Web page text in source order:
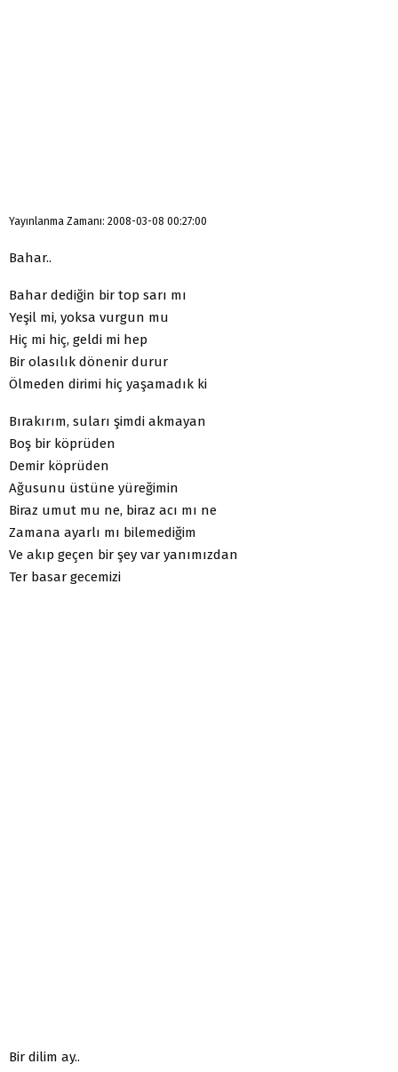
Yayınlanma Zamanı: 2008-03-08 00:27:00
Bahar..
Bahar dediğin bir top sarı mı
Yeşil mi, yoksa vurgun mu
Hiç mi hiç, geldi mi hep
Bir olasılık dönenir durur
Ölmeden dirimi hiç yaşamadık ki
Bırakırım, suları şimdi akmayan
Boş bir köprüden
Demir köprüden
Ağusunu üstüne yüreğimin
Biraz umut mu ne, biraz acı mı ne
Zamana ayarlı mı bilemediğim
Ve akıp geçen bir şey var yanımızdan
Ter basar gecemizi
Bir dilim ay..